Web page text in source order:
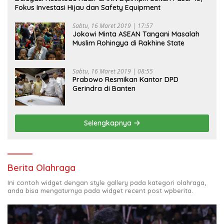
Fokus Investasi Hijau dan Safety Equipment
Sabtu, 16 Maret 2019 | 17:57
Jokowi Minta ASEAN Tangani Masalah
Muslim Rohingya di Rakhine State
Sabtu, 16 Maret 2019 | 08:55
Prabowo Resmikan Kantor DPD
Gerindra di Banten
Selengkapnya
Berita Olahraga
Ini contoh widget dengan style gallery pada kategori olahraga,
anda bisa mengaturnya pada widget recent post wpberita.